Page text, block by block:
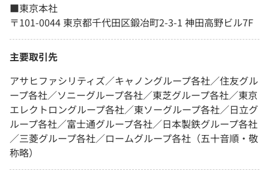
■東京本社
〒101-0044 東京都千代田区鍛冶町2-3-1 神田高野ビル7F
主要取引先
アサヒファシリティズ／キャノングループ各社／住友グル
ープ各社／ソニーグループ各社／東芝グループ各社／東京
エレクトロングループ各社／東ソーグループ各社／日立グ
ループ各社／富士通グループ各社／日本製鉄グループ各社
／三菱グループ各社／ロームグループ各社（五十音順・敬
称略）